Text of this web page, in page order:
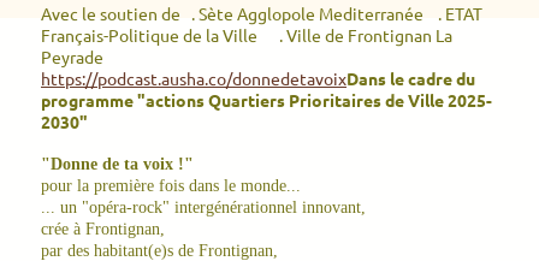
Avec le soutien de . Sète Agglopole Mediterranée . ETAT
Français-Politique de la Ville . Ville de Frontignan La
Peyrade
https://podcast.ausha.co/donnedetavoixDans le cadre du
programme "actions Quartiers Prioritaires de Ville 2025-
2030"
"Donne de ta voix !"
pour la première fois dans le monde...
... un "opéra-rock" intergénérationnel innovant,
crée à Frontignan,
par des habitant(e)s de Frontignan,